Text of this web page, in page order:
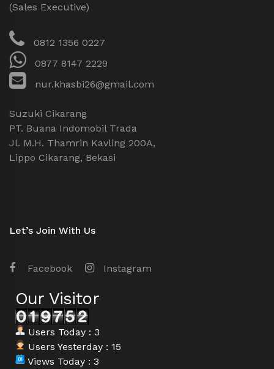
(Sales Executive)
0812 1356 0227
0877 8147 2229
nur.khasbi26@gmail.com
Suzuki Cikarang
PT. Buana Indomobil Trada
Jl. M.H. Thamrin Kavling 200A,
Lippo Cikarang, Bekasi
Let’s Join With Us
Facebook Instagram
Our Visitor
Users Today : 3
Users Yesterday : 15
Views Today : 3